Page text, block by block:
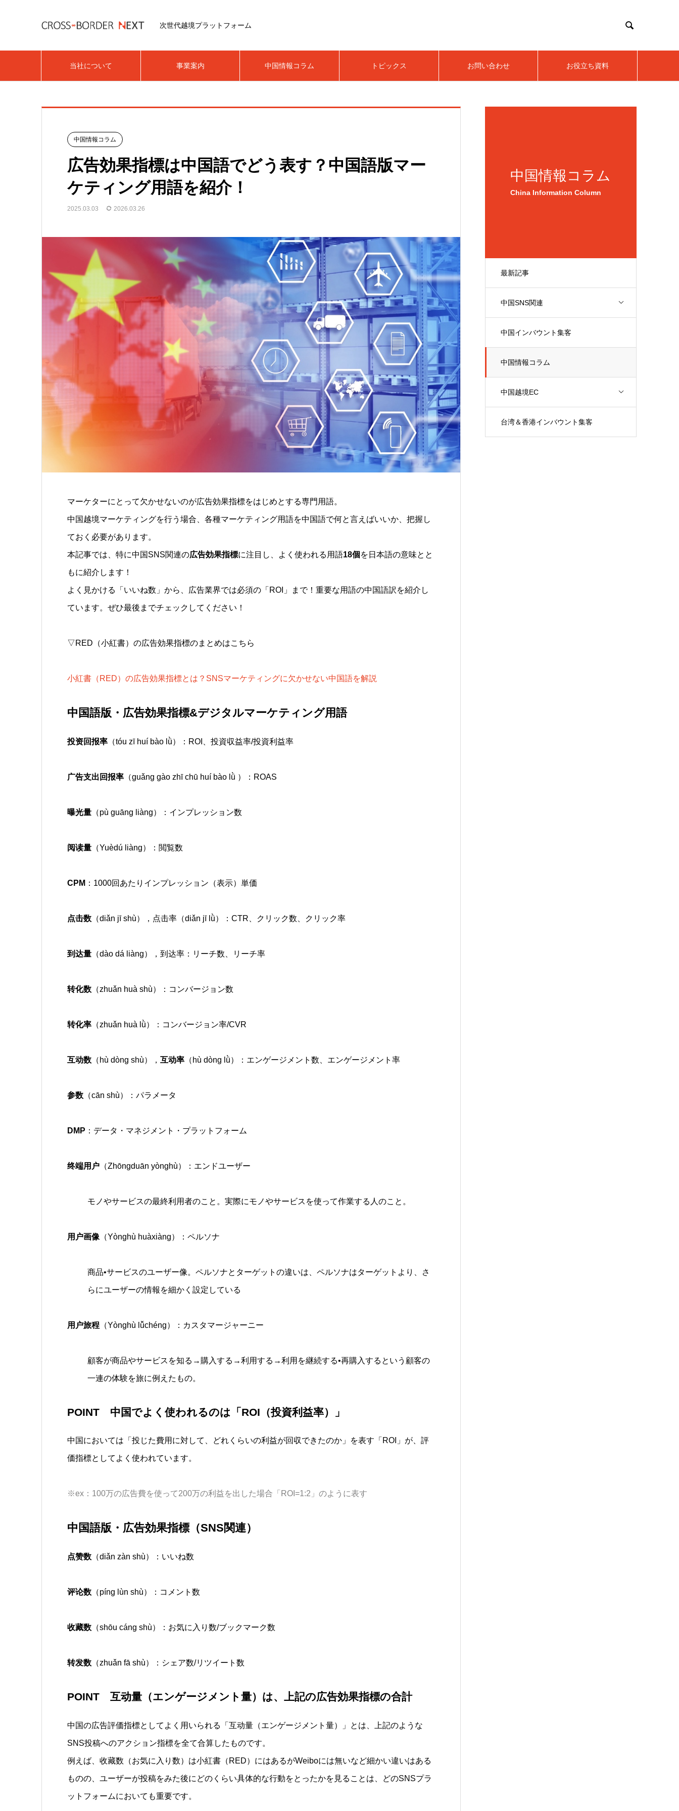
次世代越境プラットフォーム 
当社について 事業案内 中国情報コラム トピックス お問い合わせ お役立ち資料
中国情報コラム
China Information Column
最新記事
中国SNS関連
中国インバウント集客
中国情報コラム
中国越境EC
台湾＆香港インバウント集客
中国情報コラム
広告効果指標は中国語でどう表す？中国語版マー
ケティング用語を紹介！
2025.03.03 2026.03.26
マーケターにとって欠かせないのが広告効果指標をはじめとする専門用語。
中国越境マーケティングを行う場合、各種マーケティング用語を中国語で何と言えばいいか、把握し
ておく必要があります。
本記事では、特に中国SNS関連の広告効果指標に注目し、よく使われる用語18個 を日本語の意味とと
もに紹介します！
よく見かける「いいね数」から、広告業界では必須の「ROI」まで！重要な用語の中国語訳を紹介し
ています。ぜひ最後までチェックしてください！
▽RED（小紅書）の広告効果指標のまとめはこちら
小紅書（RED）の広告効果指標とは？SNSマーケティングに欠かせない中国語を解説
中国語版・広告効果指標&デジタルマーケティング用語
投资回报率 （tóu zī huí bào lǜ）：ROI、投資収益率/投資利益率
广告支出回报率 （guǎng gào zhī chū huí bào lǜ ）：ROAS
曝光量 （pù guāng liàng）：インプレッション数
阅读量 （Yuèdú liàng）：閲覧数
CPM ：1000回あたりインプレッション（表示）単価
点击数 （diǎn jī shù），点击率（diǎn jī lǜ）：CTR、クリック数、クリック率
到达量 （dào dá liàng），到达率：リーチ数、リーチ率
转化数 （zhuǎn huà shù）：コンバージョン数
转化率 （zhuǎn huà lǜ）：コンバージョン率/CVR
互动数 （hù dòng shù）， 互动率 （hù dòng lǜ）：エンゲージメント数、エンゲージメント率
参数 （cān shù）：パラメータ
DMP ：データ・マネジメント・プラットフォーム
终端用户 （Zhōngduān yònghù）：エンドユーザー
モノやサービスの最終利用者のこと。実際にモノやサービスを使って作業する人のこと。
用户画像 （Yònghù huàxiàng）：ペルソナ
商品•サービスのユーザー像。ペルソナとターゲットの違いは、ペルソナはターゲットより、さ
らにユーザーの情報を細かく設定している
用户旅程 （Yònghù lǚchéng）：カスタマージャーニー
顧客が商品やサービスを知る→購入する→利用する→利用を継続する•再購入するという顧客の
一連の体験を旅に例えたもの。
POINT 中国でよく使われるのは「ROI（投資利益率）」
中国においては「投じた費用に対して、どれくらいの利益が回収できたのか」を表す「ROI」が、評
価指標としてよく使われています。
※ex：100万の広告費を使って200万の利益を出した場合「ROI=1:2」のように表す
中国語版・広告効果指標（SNS関連）
点赞数 （diǎn zàn shù）：いいね数
评论数 （píng lùn shù）：コメント数
收藏数 （shōu cáng shù）：お気に入り数/ブックマーク数
转发数 （zhuǎn fā shù）：シェア数/リツイート数
POINT 互动量（エンゲージメント量）は、上記の広告効果指標の合計
中国の広告評価指標としてよく用いられる「互动量（エンゲージメント量）」とは、上記のような
SNS投稿へのアクション指標を全て合算したものです。
例えば、收藏数（お気に入り数）は小紅書（RED）にはあるがWeiboには無いなど細かい違いはある
ものの、ユーザーが投稿をみた後にどのくらい具体的な行動をとったかを見ることは、どのSNSプラ
ットフォームにおいても重要です。